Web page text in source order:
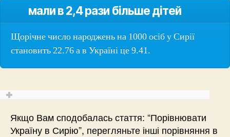
мали в 2,4 рази більше дітей
Щорічне число народжень на 1000 осіб у Сирії
становить 22.76 а в Україні це 9.41.
Якщо Вам сподобалась стаття: “Порівнювати
Україну в Сирію”, перегляньте інші порівняння в